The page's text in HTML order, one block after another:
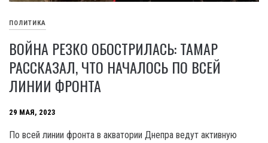
ПОЛИТИКА
ВОЙНА РЕЗКО ОБОСТРИЛАСЬ: ТАМАР
РАССКАЗАЛ, ЧТО НАЧАЛОСЬ ПО ВСЕЙ
ЛИНИИ ФРОНТА
29 МАЯ, 2023
По всей линии фронта в акватории Днепра ведут активную